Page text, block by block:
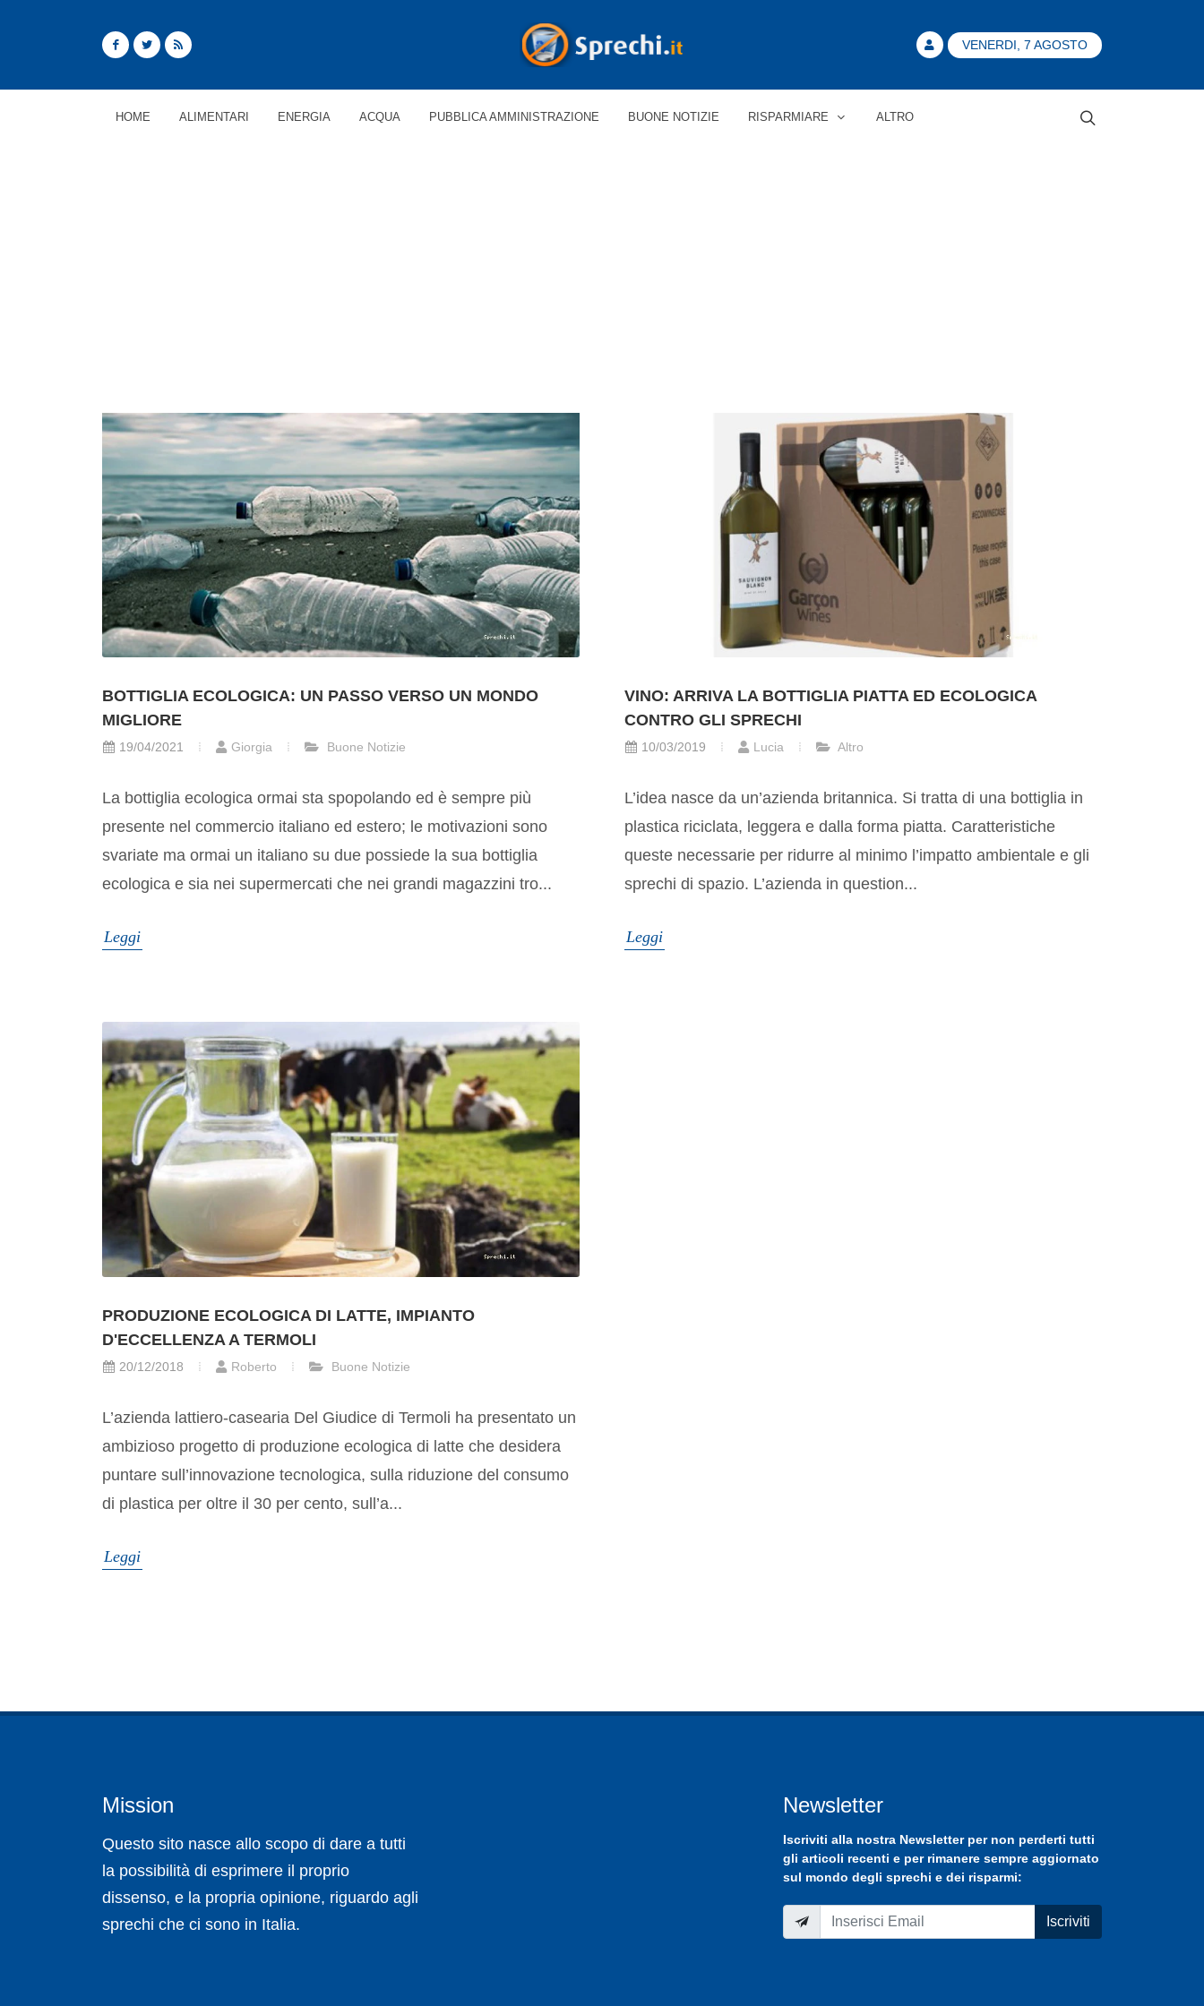
VENERDI, 7 AGOSTO
HOME ALIMENTARI ENERGIA ACQUA PUBBLICA AMMINISTRAZIONE BUONE NOTIZIE RISPARMIARE ALTRO
BOTTIGLIA ECOLOGICA: UN PASSO VERSO UN MONDO
MIGLIORE
19/04/2021 Giorgia Buone Notizie
La bottiglia ecologica ormai sta spopolando ed è sempre più
presente nel commercio italiano ed estero; le motivazioni sono
svariate ma ormai un italiano su due possiede la sua bottiglia
ecologica e sia nei supermercati che nei grandi magazzini tro...
Leggi
VINO: ARRIVA LA BOTTIGLIA PIATTA ED ECOLOGICA
CONTRO GLI SPRECHI
10/03/2019 Lucia Altro
L’idea nasce da un’azienda britannica. Si tratta di una bottiglia in
plastica riciclata, leggera e dalla forma piatta. Caratteristiche
queste necessarie per ridurre al minimo l’impatto ambientale e gli
sprechi di spazio. L’azienda in question...
Leggi
PRODUZIONE ECOLOGICA DI LATTE, IMPIANTO
D'ECCELLENZA A TERMOLI
20/12/2018 Roberto Buone Notizie
L’azienda lattiero-casearia Del Giudice di Termoli ha presentato un
ambizioso progetto di produzione ecologica di latte che desidera
puntare sull’innovazione tecnologica, sulla riduzione del consumo
di plastica per oltre il 30 per cento, sull’a...
Leggi
Mission
Questo sito nasce allo scopo di dare a tutti
la possibilità di esprimere il proprio
dissenso, e la propria opinione, riguardo agli
sprechi che ci sono in Italia.
Newsletter
Iscriviti alla nostra Newsletterper non perderti tutti
gli articoli recenti e per rimanere sempre aggiornato
sul mondo degli sprechi e dei risparmi:
Iscriviti